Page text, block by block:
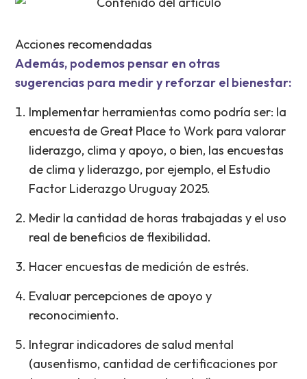
Acciones recomendadas
Además, podemos pensar en otras
sugerencias para medir y reforzar el bienestar:
Implementar herramientas como podría ser: la
encuesta de Great Place to Work para valorar
liderazgo, clima y apoyo, o bien, las encuestas
de clima y liderazgo, por ejemplo, el Estudio
Factor Liderazgo Uruguay 2025.
Medir la cantidad de horas trabajadas y el uso
real de beneficios de flexibilidad.
Hacer encuestas de medición de estrés.
Evaluar percepciones de apoyo y
reconocimiento.
Integrar indicadores de salud mental
(ausentismo, cantidad de certificaciones por